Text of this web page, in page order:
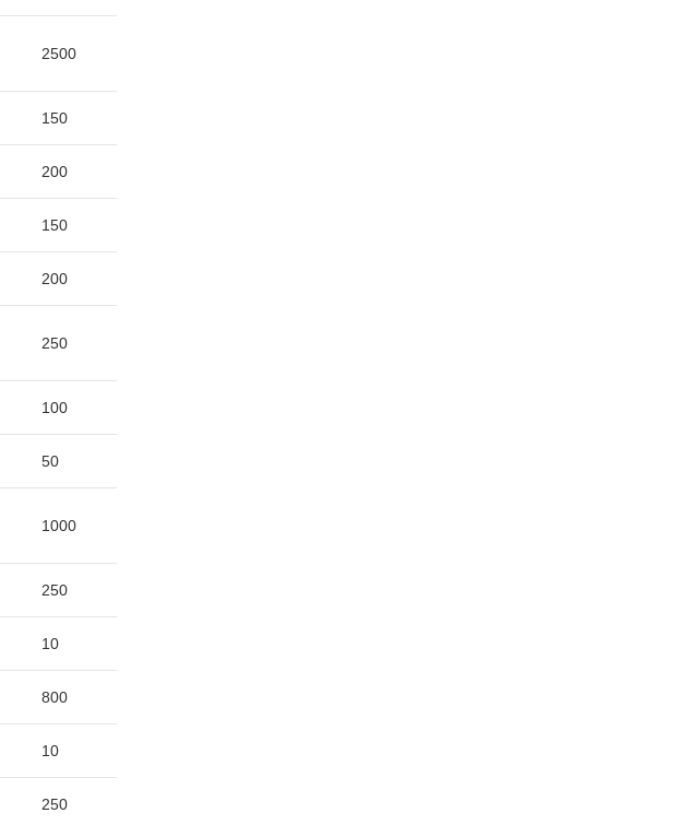
2500
150
200
150
200
250
100
50
1000
250
10
800
10
250